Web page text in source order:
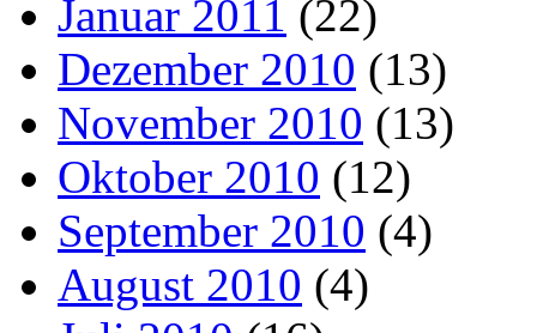
Januar 2011 (22)
Dezember 2010 (13)
November 2010 (13)
Oktober 2010 (12)
September 2010 (4)
August 2010 (4)